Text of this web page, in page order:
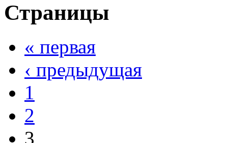
Страницы
« первая
‹ предыдущая
1
2
3